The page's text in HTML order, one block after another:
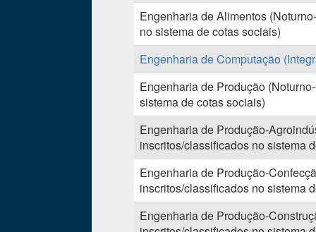
Engenharia de Alimentos
no sistema de cotas sociais)
Engenharia de Computação
Engenharia de Produção
sistema de cotas sociais)
Engenharia de Produção-
inscritos/classificados no sistema
Engenharia de Produção-
inscritos/classificados no sistema
Engenharia de Produção-